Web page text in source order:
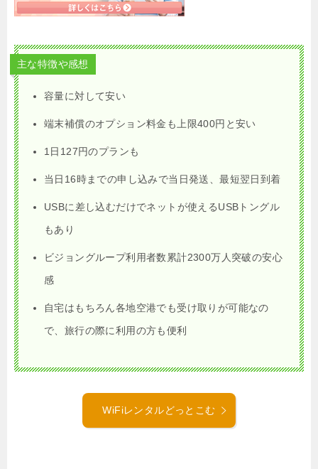
主な特徴や感想
容量に対して安い
端末補償のオプション料金も上限400円と安い
1日127円のプランも
当日16時までの申し込みで当日発送、最短翌日到着
USBに差し込むだけでネットが使えるUSBトングル
もあり
ビジョングループ利用者数累計2300万人突破の安心
感
自宅はもちろん各地空港でも受け取りが可能なの
で、旅行の際に利用の方も便利
WiFiレンタルどっとこむ